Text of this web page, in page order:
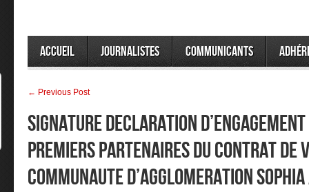
Accueil Journalistes Communicants
← Previous Post
SIGNATURE DECLARATION
PREMIERS PARTENAIRES DU CONTRAT DE
COMMUNAUTE D’AGGLOMERATION